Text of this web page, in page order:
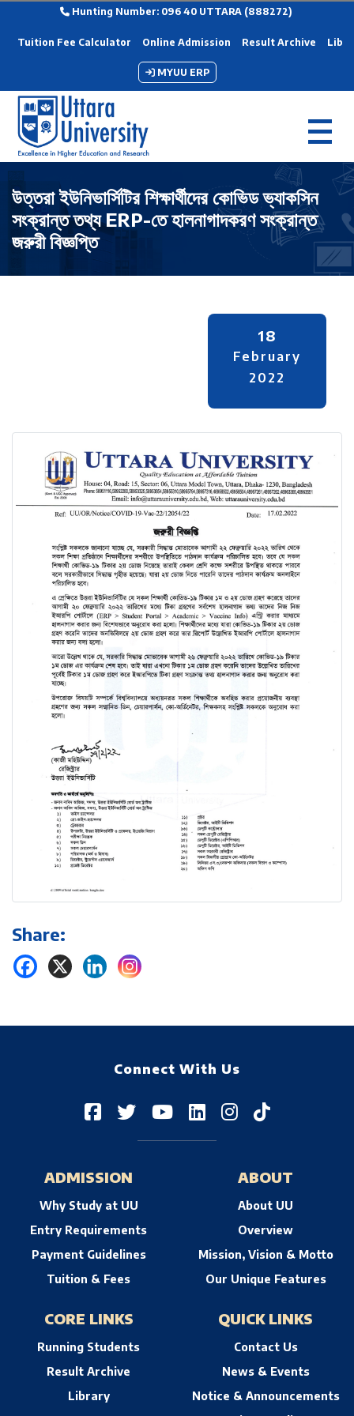
Hunting Number: 096 40 UTTARA (888272)
Tuition Fee Calculator Online Admission Result Archive
MYUU ERP
উত্তরা ইউনিভার্সিটির শিক্ষার্থীদের কোভিড ভ্যাকসিন
সংক্রান্ত তথ্য ERP-তে হালনাগাদকরণ সংক্রান্ত
জরুরী বিজ্ঞপ্তি
18
February
2022
Share:
Connect With Us
ADMISSION
Why Study at UU
Entry Requirements
Payment Guidelines
Tuition & Fees
ABOUT
About UU
Overview
Mission, Vision & Motto
Our Unique Features
CORE LINKS
Running Students
Result Archive
Library
QUICK LINKS
Contact Us
News & Events
Notice & Announcements